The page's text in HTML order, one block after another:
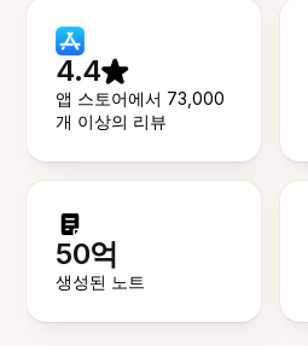
4.4
앱 스토어에서 73,000
개 이상의 리뷰
50억
생성된 노트